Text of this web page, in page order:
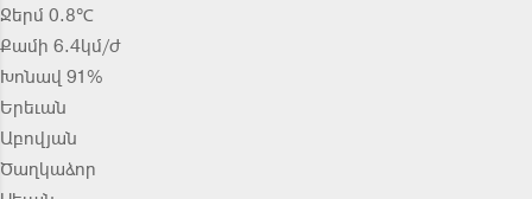
Ջերմ 0.8℃
Քամի 6.4կմ/ժ
Խոնավ 91%
Երեւան
Աբովյան
Ծաղկաձոր